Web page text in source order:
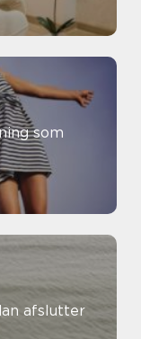
som
afslutter